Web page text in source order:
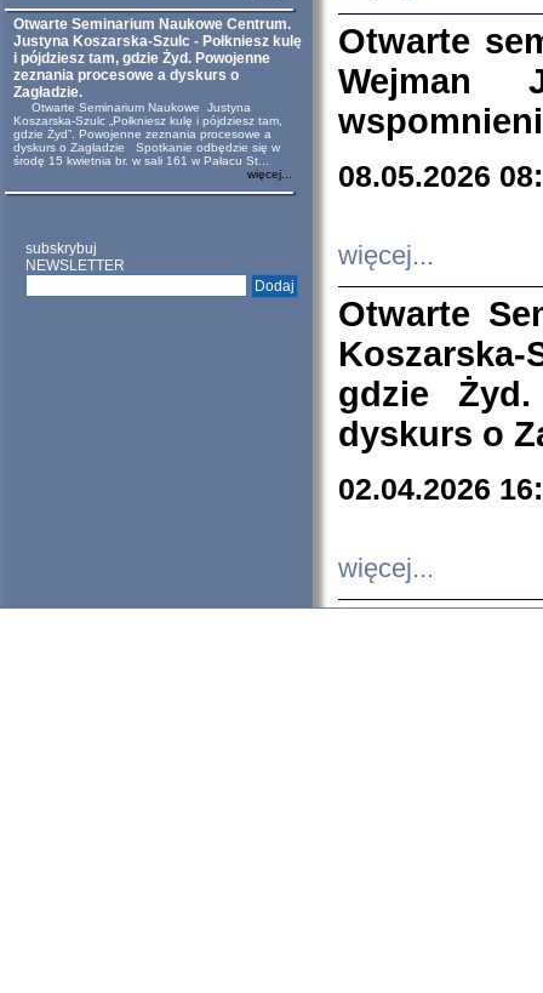
Otwarte Seminarium Naukowe Centrum.
Justyna Koszarska-Szulc - Połkniesz kulę
i pójdziesz tam, gdzie Żyd. Powojenne
zeznania procesowe a dyskurs o
Zagładzie.
Otwarte Seminarium Naukowe Justyna
Koszarska-Szulc „Połkniesz kulę i pójdziesz tam,
gdzie Żyd”. Powojenne zeznania procesowe a
dyskurs o Zagładzie Spotkanie odbędzie się w
środę 15 kwietnia br. w sali 161 w Pałacu St...
więcej...
subskrybuj
NEWSLETTER
Otwarte
Wejman
08.05.2026
więcej...
Otwarte
Koszarska-
gdzie
dyskurs o
02.04.2026
więcej...